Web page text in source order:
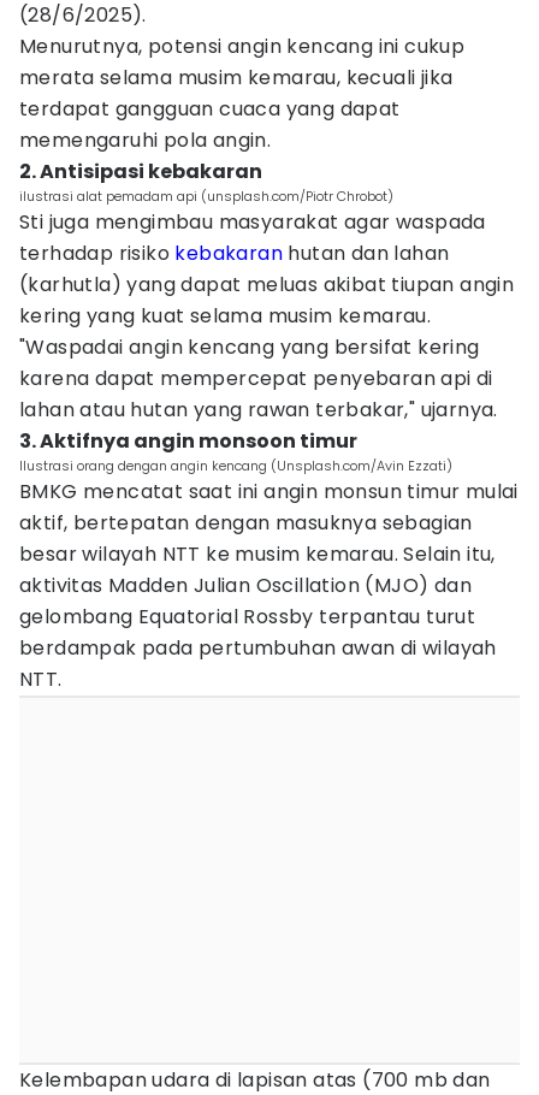
(28/6/2025).
Menurutnya, potensi angin kencang ini cukup
merata selama musim kemarau, kecuali jika
terdapat gangguan cuaca yang dapat
memengaruhi pola angin.
2. Antisipasi kebakaran
ilustrasi alat pemadam api (unsplash.com/Piotr Chrobot)
Sti juga mengimbau masyarakat agar waspada
terhadap risiko kebakaran hutan dan lahan
(karhutla) yang dapat meluas akibat tiupan angin
kering yang kuat selama musim kemarau.
"Waspadai angin kencang yang bersifat kering
karena dapat mempercepat penyebaran api di
lahan atau hutan yang rawan terbakar," ujarnya.
3. Aktifnya angin monsoon timur
Ilustrasi orang dengan angin kencang (Unsplash.com/Avin Ezzati)
BMKG mencatat saat ini angin monsun timur mulai
aktif, bertepatan dengan masuknya sebagian
besar wilayah NTT ke musim kemarau. Selain itu,
aktivitas Madden Julian Oscillation (MJO) dan
gelombang Equatorial Rossby terpantau turut
berdampak pada pertumbuhan awan di wilayah
NTT.
Kelembapan udara di lapisan atas (700 mb dan